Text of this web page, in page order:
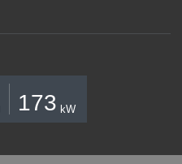
173 kW